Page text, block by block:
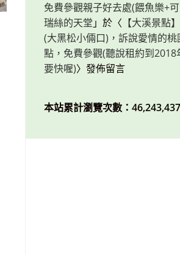
免費參觀親子好去處(餵魚樂+
瑞絲的天堂 」於〈 【大溪景點
(大黑松小倆口)，訴說愛情的
點，免費參觀(聽說租約到2018
要快喔)〉發佈留言
本站累計瀏覽次數：46,243,437